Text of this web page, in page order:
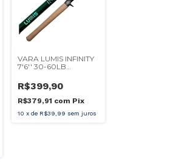
VARA LUMIS INFINITY
7'6'' 30-60LB
CARRETILHA
R$399,90
R$379,91 com Pix
10 x de R$39,99 sem juros